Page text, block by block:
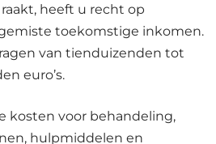
heeft u recht op
toekomstige inkomen.
van tienduizenden tot
euro’s.
kosten voor behandeling,
hulpmiddelen en